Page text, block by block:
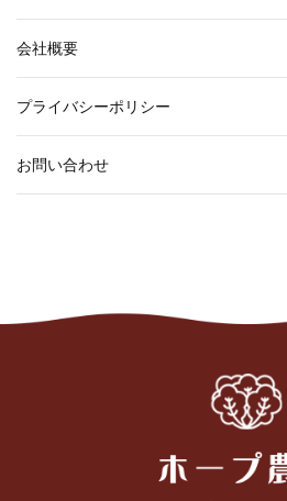
会社概要
プライバシーポリシー
お問い合わせ